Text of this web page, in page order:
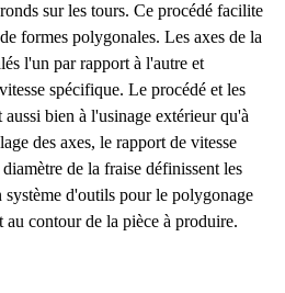
sur les tours. Ce procédé facilite
formes polygonales. Les axes de la
l'un par rapport à l'autre et
spécifique. Le procédé et les
bien à l'usinage extérieur qu'à
des axes, le rapport de vitesse
de la fraise définissent les
d'outils pour le polygonage
contour de la pièce à produire.